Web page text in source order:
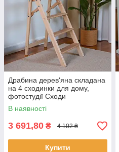
Драбина дерев'яна складана
на 4 сходинки для дому,
фотостудії Сходи
трансформер побутові
розкладні
В наявності
3 691,80 ₴ 4 102 ₴
Купити